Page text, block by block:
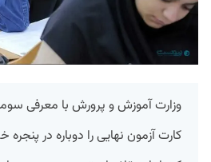
وزارت آموزش و پرورش با معرفی
کارت آزمون نهایی را دوباره در